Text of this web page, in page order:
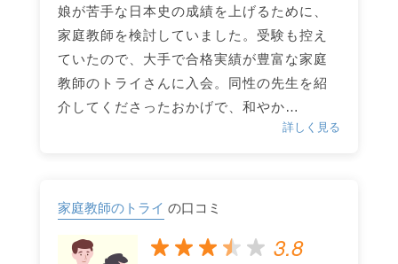
娘が苦手な日本史の成績を上げるために、
家庭教師を検討していました。受験も控え
ていたので、大手で合格実績が豊富な家庭
教師のトライさんに入会。同性の先生を紹
介してくださったおかげで、和やか…
詳しく見る
家庭教師のトライ の口コミ
3.8